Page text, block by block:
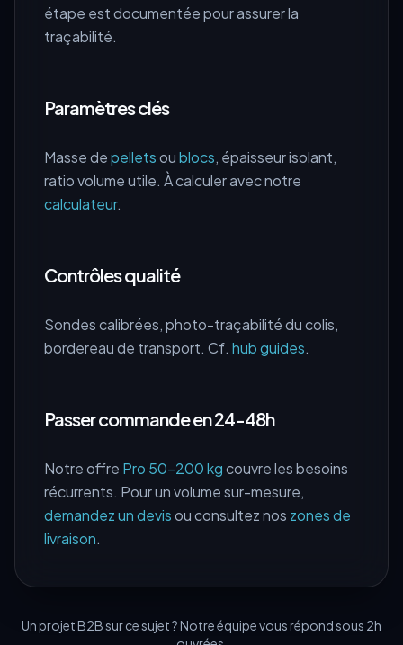
étape est documentée pour assurer la
traçabilité.
Paramètres clés
Masse depelletsoublocs, épaisseur isolant,
ratio volume utile. À calculer avec notre
calculateur.
Contrôles qualité
Sondes calibrées, photo-traçabilité du colis,
bordereau de transport. Cf. hub guides.
Passer commande en 24-48h
Notre offre Pro 50–200 kgcouvre les besoins
récurrents. Pour un volume sur-mesure,
demandez un devisou consultez nos zones de
livraison.
Un projet B2B sur ce sujet ? Notre équipe vous répond sous 2h